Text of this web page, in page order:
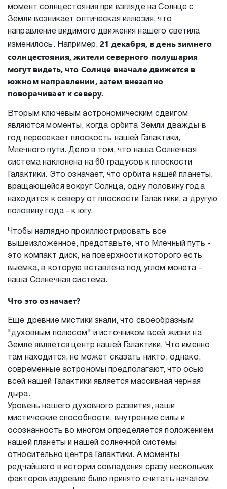
момент солнцестояния при взгляде на Солнце с
Земли возникает оптическая иллюзия, что
направление видимого движения нашего светила
изменилось. Например,21 декабря, в день зимнего
солнцестояния, жители северного полушария
могут видеть, что Солнце вначале движется в
южном направлении, затем внезапно
поворачивает к северу.
Вторым ключевым астрономическим сдвигом
являются моменты, когда орбита Земли дважды в
год пересекает плоскость нашей Галактики,
Млечного пути. Дело в том, что наша Солнечная
система наклонена на 60 градусов к плоскости
Галактики. Это означает, что орбита нашей планеты,
вращающейся вокруг Солнца, одну половину года
находится к северу от плоскости Галактики, а другую
половину года - к югу.
Чтобы наглядно проиллюстрировать все
вышеизложенное, представьте, что Млечный путь -
это компакт диск, на поверхности которого есть
выемка, в которую вставлена под углом монета -
наша Солнечная система.
Что это означает?
Еще древние мистики знали, что своеобразным
"духовным полюсом" и источником всей жизни на
Земле является центр нашей Галактики. Что именно
там находится, не может сказать никто, однако,
современные астрономы предполагают, что осью
всей нашей Галактики является массивная черная
дыра.
Уровень нашего духовного развития, наши
мистические способности, внутренние силы и
осознанность во многом определяется положением
нашей планеты и нашей солнечной системы
относительно центра Галактики. А моменты
редчайшего в истории совпадения сразу нескольких
факторов издревле было принято считать началом